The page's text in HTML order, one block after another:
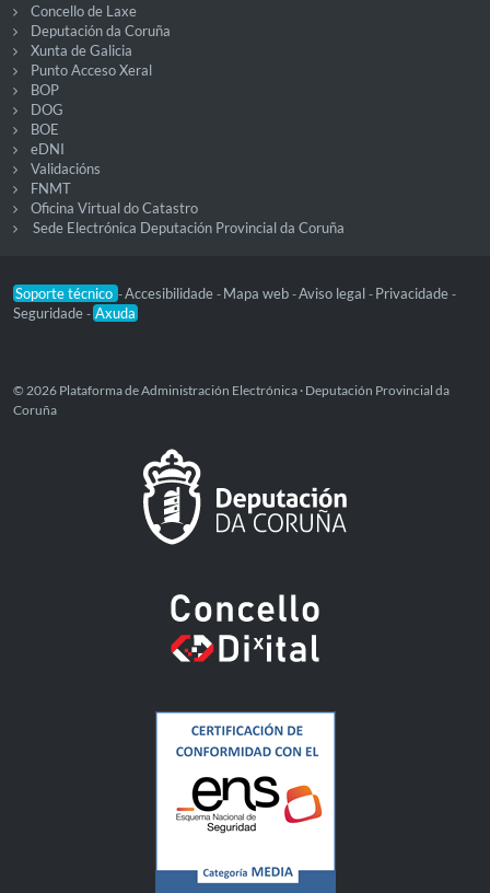
Concello de Laxe
Deputación da Coruña
Xunta de Galicia
Punto Acceso Xeral
BOP
DOG
BOE
eDNI
Validacións
FNMT
Oficina Virtual do Catastro
Sede Electrónica Deputación Provincial da Coruña
Soporte técnico -Accesibilidade - Mapa web -Aviso legal - Privacidade -
Seguridade - Axuda
© 2026 Plataforma de Administración Electrónica · Deputación Provincial da
Coruña